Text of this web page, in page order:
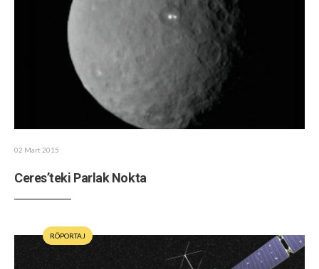
02 Mart 2015
Ceres’teki Parlak Nokta
RÖPORTAJ